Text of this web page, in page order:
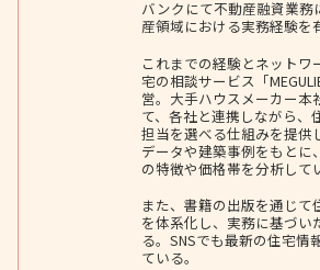
バンクにて不動産融資業
産領域における実務経験を
これまでの経験とネットワ
宅の相談サービス「
営。大手ハウスメーカー本
て、各社と連携しながら、
担当を選べる仕組みを提供
データや建築事例をもとに
の特徴や価格帯を分析して
また、書籍の出版を通じて
を体系化し、実務に基づい
る。SNSでも最新の住宅情
ている。